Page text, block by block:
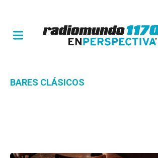
BARES CLÁSICOS